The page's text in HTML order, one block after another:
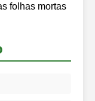
folhas mortas